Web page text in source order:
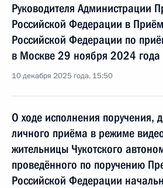
Руководителя Администрации
Российской Федерации в
Российской Федерации по
в Москве 29 ноября 2024 года
10 декабря 2025 года, 15:50
О ходе исполнения поручения,
личного приёма в режиме
жительницы Чукотского
проведённого по поручению
Российской Федерации